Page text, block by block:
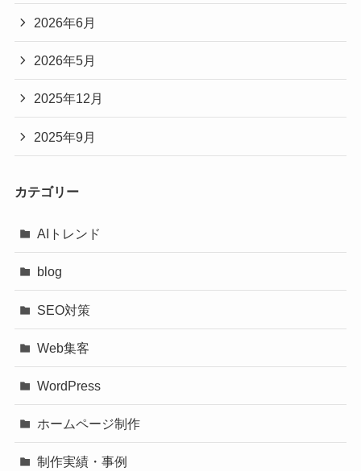
2026年6月
2026年5月
2025年12月
2025年9月
カテゴリー
AIトレンド
blog
SEO対策
Web集客
WordPress
ホームページ制作
制作実績・事例